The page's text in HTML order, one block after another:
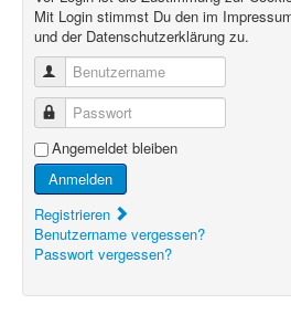
Mit Login stimmst Du den im
und der Datenschutzerklärung zu.
Benutzername
Passwort
Angemeldet bleiben
Anmelden
Registrieren
Benutzername vergessen?
Passwort vergessen?